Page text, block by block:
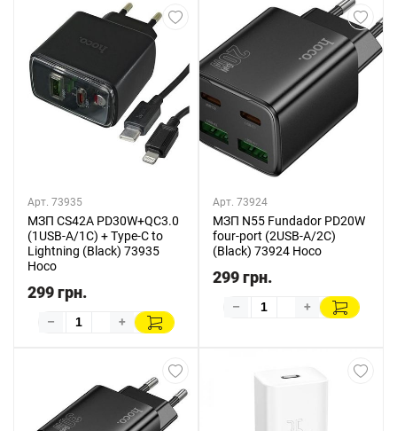
Арт. 73935
МЗП CS42A PD30W+QC3.0
(1USB-A/1C) + Type-C to
Lightning (Black) 73935
Hoco
299 грн.
– +
Арт. 73924
МЗП N55 Fundador PD20W
four-port (2USB-A/2C)
(Black) 73924 Hoco
299 грн.
– +